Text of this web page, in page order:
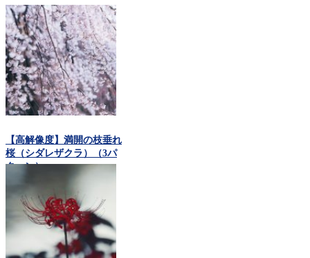
【高解像度】満開の枝垂れ
桜（シダレザクラ）（3パ
ターン）